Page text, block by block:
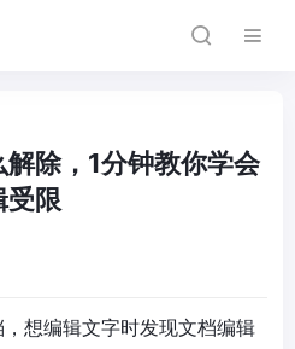
除，1分钟教你学会
限
想编辑文字时发现文档编辑